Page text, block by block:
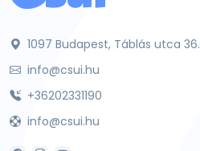
1097 Budapest, Táblás utca 36.
info@csui.hu
+36202331190
info@csui.hu